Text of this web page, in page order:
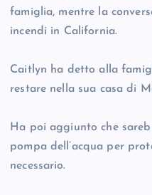
famiglia, mentre la
incendi in California.
Caitlyn ha detto alla
restare nella sua casa di
Ha poi aggiunto che
pompa dell’acqua per
necessario.